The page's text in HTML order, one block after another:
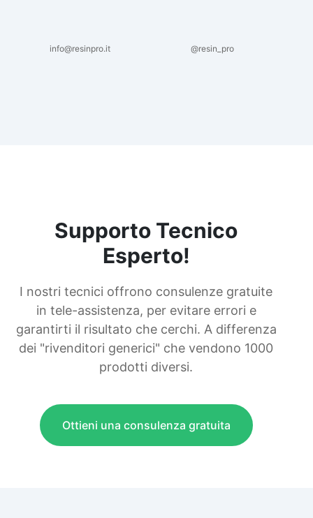
info@resinpro.it @resin_pro
Supporto Tecnico
Esperto!
I nostri tecnici offrono consulenze gratuite
in tele-assistenza, per evitare errori e
garantirti il risultato che cerchi. A differenza
dei "rivenditori generici" che vendono 1000
prodotti diversi.
Ottieni una consulenza gratuita